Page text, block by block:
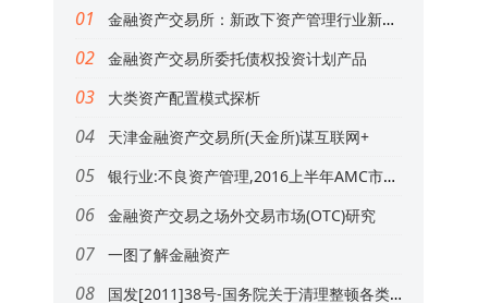
金融资产交易所：新政下资产管理行业新宠？(附36家金交所信息及业务特色)
金融资产交易所委托债权投资计划产品
大类资产配置模式探析
天津金融资产交易所(天金所)谋互联网+
银行业:不良资产管理,2016上半年AMC市场格局分析
金融资产交易之场外交易市场(OTC)研究
一图了解金融资产
国发[2011]38号-国务院关于清理整顿各类交易场所切实防范金融风险的决定